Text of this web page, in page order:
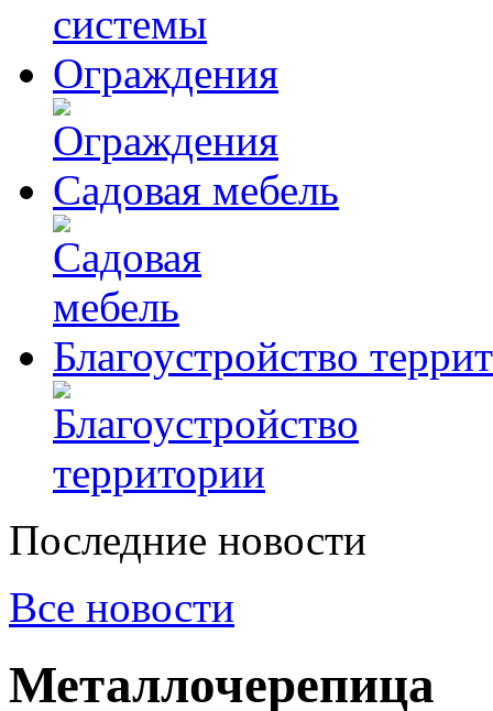
Ограждения
Садовая мебель
Благоустройство
Последние новости
Все новости
Металлочерепица